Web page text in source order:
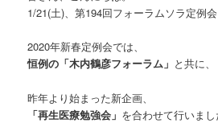
1/21(土)、第194回フォーラムソラ定例会
2020年新春定例会では、
恒例の「木内鶴彦フォーラム」 と共に、
昨年より始まった新企画、
「再生医療勉強会」 を合わせて行いまし